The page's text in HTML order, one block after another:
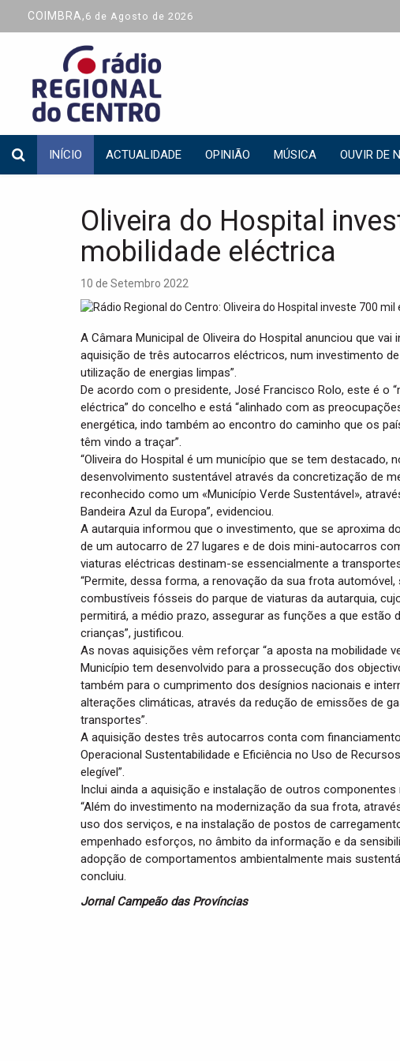
COIMBRA, 6 de Agosto de 2026
INÍCIO ACTUALIDADE OPINIÃO MÚSICA OUVIR DE
Oliveira do Hospital
mobilidade eléctrica
10 de Setembro 2022
A Câmara Municipal de Oliveira do Hospital anunciou que
aquisição de três autocarros eléctricos, num investimento
utilização de energias limpas”.
De acordo com o presidente, José Francisco Rolo, este é o
eléctrica” do concelho e está “alinhado com as
energética, indo também ao encontro do caminho que os
têm vindo a traçar”.
“Oliveira do Hospital é um município que se tem destacado,
desenvolvimento sustentável através da concretização de
reconhecido como um «Município Verde Sustentável»,
Bandeira Azul da Europa”, evidenciou.
A autarquia informou que o investimento, que se aproxima
de um autocarro de 27 lugares e de dois mini-autocarros
viaturas eléctricas destinam-se essencialmente a
“Permite, dessa forma, a renovação da sua frota
combustíveis fósseis do parque de viaturas da autarquia,
permitirá, a médio prazo, assegurar as funções a que
crianças”, justificou.
As novas aquisições vêm reforçar “a aposta na mobilidade
Município tem desenvolvido para a prossecução dos
também para o cumprimento dos desígnios nacionais e
alterações climáticas, através da redução de emissões de
transportes”.
A aquisição destes três autocarros conta com
Operacional Sustentabilidade e Eficiência no Uso de
elegível”.
Inclui ainda a aquisição e instalação de outros
“Além do investimento na modernização da sua frota,
uso dos serviços, e na instalação de postos de
empenhado esforços, no âmbito da informação e da
adopção de comportamentos ambientalmente mais
concluiu.
Jornal Campeão das Províncias